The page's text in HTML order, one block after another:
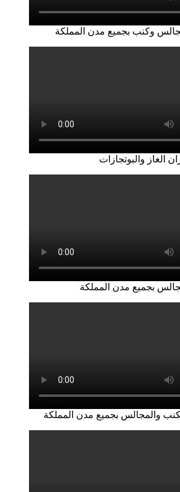
وكنب بجميع مدن المملكة
الغاز والبوتجازات
بجميع مدن المملكة
والمجالس بجميع مدن المملكة